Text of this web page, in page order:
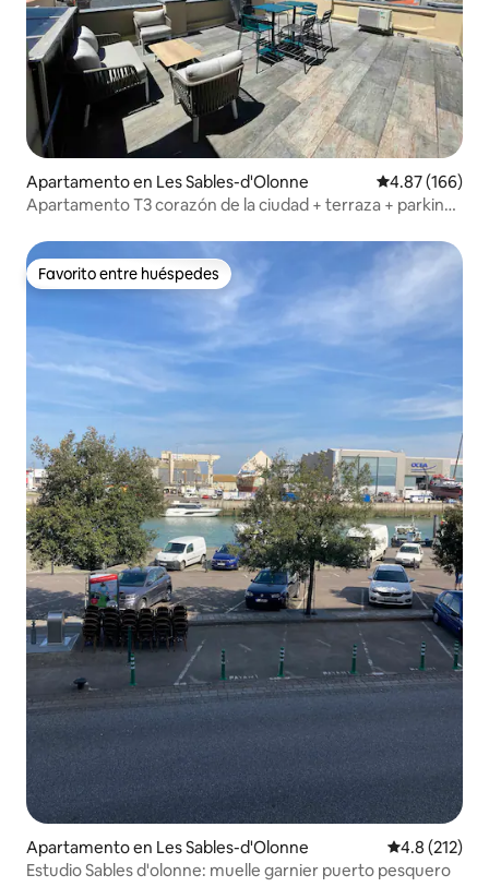
Apartamento en Les Sables-d'Olonne Calificación
4.87 (166)
Apartamento T3 corazón de la ciudad + terraza + parking
Favorito entre huéspedes
Favorito entre huéspedes
Apartamento en Les Sables-d'Olonne Calificación
4.8 (212)
Estudio Sables d'olonne: muelle garnier puerto pesquero